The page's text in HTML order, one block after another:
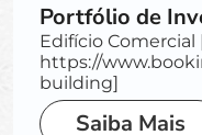
Portfólio de
Edifício Comercial
https://
building]
Saiba Mais